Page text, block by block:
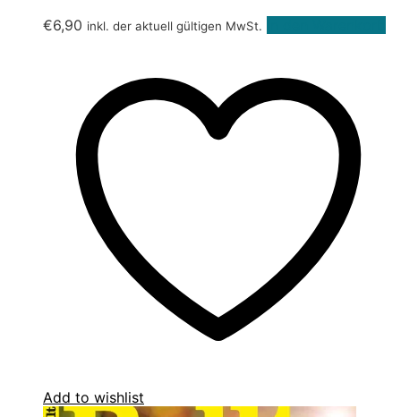
€6,90 inkl. der aktuell gültigen MwSt.
Add to wishlist